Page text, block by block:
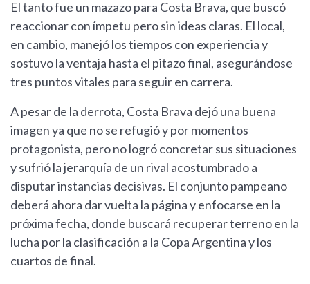
El tanto fue un mazazo para Costa Brava, que buscó
reaccionar con ímpetu pero sin ideas claras. El local,
en cambio, manejó los tiempos con experiencia y
sostuvo la ventaja hasta el pitazo final, asegurándose
tres puntos vitales para seguir en carrera.
A pesar de la derrota, Costa Brava dejó una buena
imagen ya que no se refugió y por momentos
protagonista, pero no logró concretar sus situaciones
y sufrió la jerarquía de un rival acostumbrado a
disputar instancias decisivas. El conjunto pampeano
deberá ahora dar vuelta la página y enfocarse en la
próxima fecha, donde buscará recuperar terreno en la
lucha por la clasificación a la Copa Argentina y los
cuartos de final.